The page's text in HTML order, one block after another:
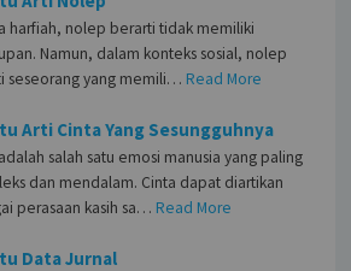
harfiah, nolep berarti tidak memiliki
Namun, dalam konteks sosial, nolep
seseorang yang memili… Read More
Arti Cinta Yang Sesungguhnya
salah satu emosi manusia yang paling
dan mendalam. Cinta dapat diartikan
perasaan kasih sa… Read More
Data Jurnal